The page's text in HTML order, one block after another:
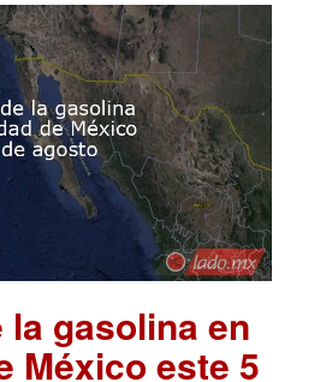
la gasolina en
México este 5